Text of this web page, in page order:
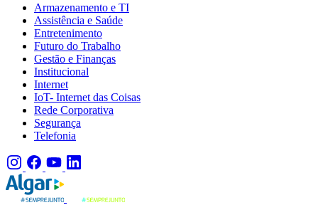
Armazenamento e TI
Assistência e Saúde
Entretenimento
Futuro do Trabalho
Gestão e Finanças
Institucional
Internet
IoT- Internet das Coisas
Rede Corporativa
Segurança
Telefonia